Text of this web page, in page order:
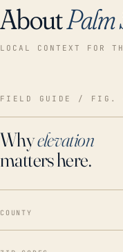
AboutPalm
LOCAL CONTEXT FOR
FIELD GUIDE / FIG.
Whyelevation
matters here.
COUNTY